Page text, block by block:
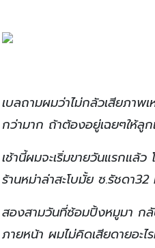
เบลถามผมว่าไม่กลัวเสียภาพ
กว่ามาก ถ้าต้องอยู่เฉยๆให้ลูก
เช้านี้ผมจะเริ่มขายวันแรกแ
ร้านหม่าล่าสะโบมั้ย ซ.รัชดา32
สองสามวันที่ซ้อมปิ้งหมูมา กลั
ภายหน้า ผมไม่คิดเสียดายอะ